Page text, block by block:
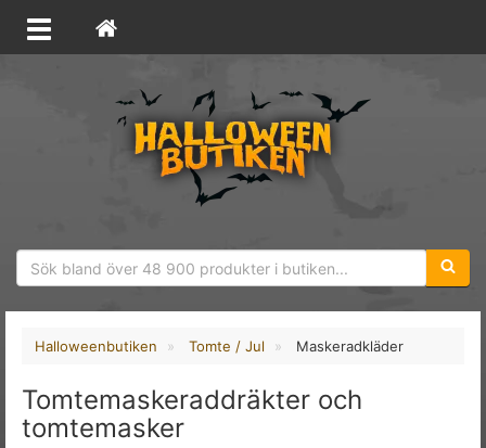
Halloweenbutiken Tomte / Jul Maskeradkläder
Tomtemaskeraddräkter och
tomtemasker